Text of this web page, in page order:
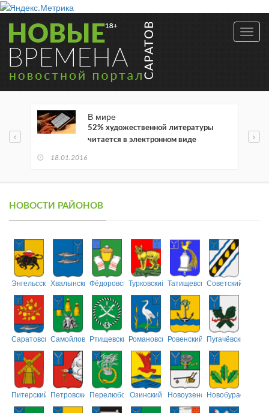
В мире
52% художественной литературы
читается в электронном виде
18.01.2016
НОВОСТИ РАЙОНОВ
ЭнгельсскийХвалынскийФёдоровскийТурковский ТатищевскийСоветский
СаратовскийСамойловскийРтищевскийРомановскийРовенский Пугачёвский
Питерский ПетровскийПерелюбскийОзинский НовоузенскийНовобурасский